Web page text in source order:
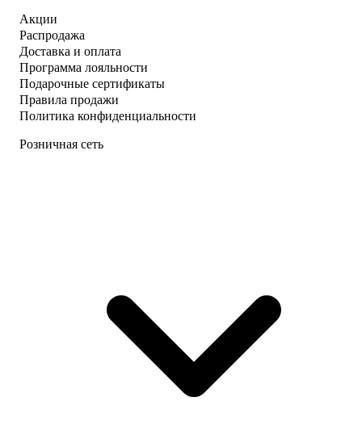
Акции
Распродажа
Доставка и оплата
Программа лояльности
Подарочные сертификаты
Правила продажи
Политика конфиденциальности
Розничная сеть